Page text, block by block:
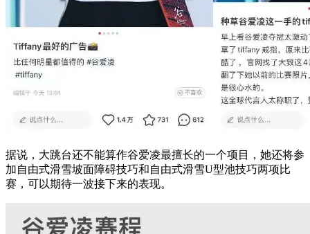
据说，大跳台还不能算作谷爱凌最擅长的一个项目，她还将参
加自由式滑雪坡面障碍技巧和自由式滑雪U型池技巧两项比
赛，可以期待一波接下来的表现。